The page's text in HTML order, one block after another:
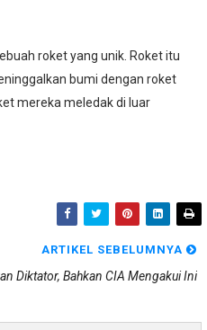
roket yang unik. Roket itu
bumi dengan roket
mereka meledak di luar
ARTIKEL SEBELUMNYA
Diktator, Bahkan CIA Mengakui Ini